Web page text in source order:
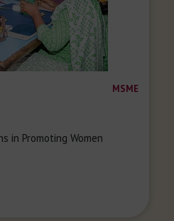
MSME
in Promoting Women